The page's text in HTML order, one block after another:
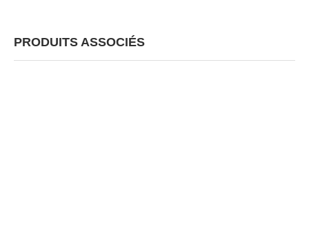
PRODUITS ASSOCIÉS